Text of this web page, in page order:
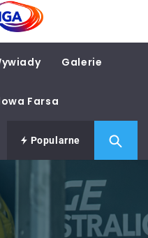
Galerie
Farsa
Popularne